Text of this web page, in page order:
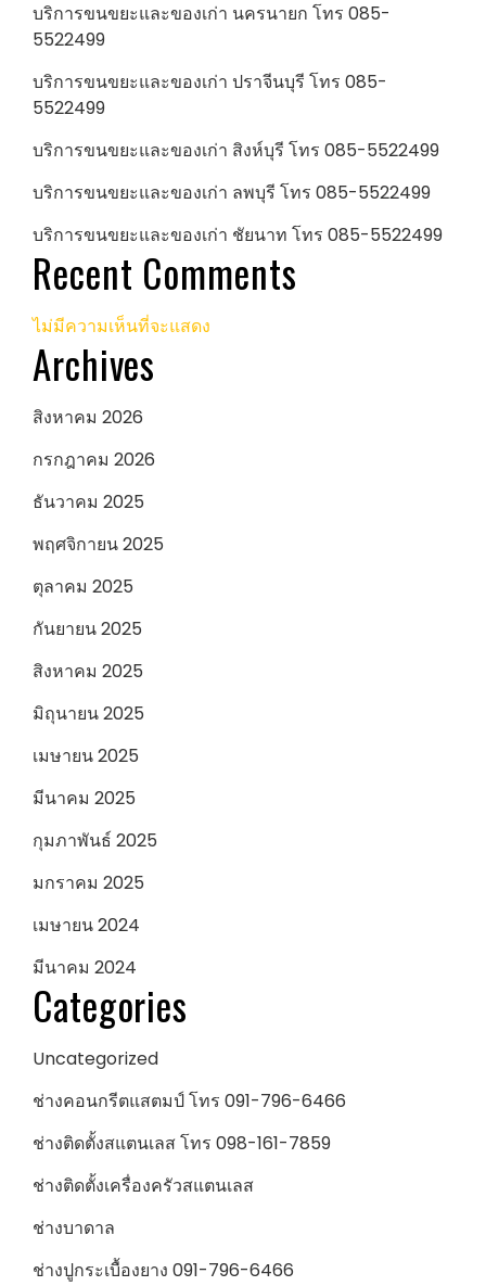
บริการขนขยะและของเก่า นครนายก โทร 085-
5522499
บริการขนขยะและของเก่า ปราจีนบุรี โทร 085-
5522499
บริการขนขยะและของเก่า สิงห์บุรี โทร 085-5522499
บริการขนขยะและของเก่า ลพบุรี โทร 085-5522499
บริการขนขยะและของเก่า ชัยนาท โทร 085-5522499
Recent Comments
ไม่มีความเห็นที่จะแสดง
Archives
สิงหาคม 2026
กรกฎาคม 2026
ธันวาคม 2025
พฤศจิกายน 2025
ตุลาคม 2025
กันยายน 2025
สิงหาคม 2025
มิถุนายน 2025
เมษายน 2025
มีนาคม 2025
กุมภาพันธ์ 2025
มกราคม 2025
เมษายน 2024
มีนาคม 2024
Categories
Uncategorized
ช่างคอนกรีตแสตมป์ โทร 091-796-6466
ช่างติดตั้งสแตนเลส โทร 098-161-7859
ช่างติดตั้งเครื่องครัวสแตนเลส
ช่างบาดาล
ช่างปูกระเบื้องยาง 091-796-6466